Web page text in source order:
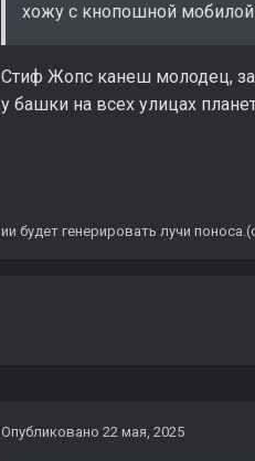
хожу с кнопошной мобилой
Стиф Жопс канеш молодец,
у башки на всех улицах
ии будет генерировать лучи
Опубликовано 22 мая, 2025